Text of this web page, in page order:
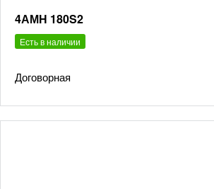
4АМН 180S2
Есть в наличии
Договорная